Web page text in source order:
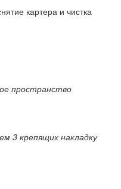
картера и чистка
пространство
3 крепящих накладку